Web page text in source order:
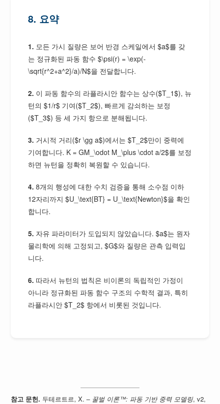
8. 요약
1. 모든 가시 질량은 보어 반경 스케일에서 $a$를 갖
는 정규화된 파동 함수 $\psi(r) = \exp(-
\sqrt{r^2+a^2}/a)/N$을 전달합니다.
2. 이 파동 함수의 라플라시안 함수는 상수($T_1$), 뉴
턴의 $1/r$ 기여($T_2$), 빠르게 감쇠하는 보정
($T_3$) 등 세 가지 항으로 분해됩니다.
3. 거시적 거리($r \gg a$)에서는 $T_2$만이 중력에
기여합니다. K = GM_\odot M_\plus \cdot a/2$를 보정
하면 뉴턴을 정확히 복원할 수 있습니다.
4. 8개의 행성에 대한 수치 검증을 통해 소수점 이하
12자리까지 $U_\text{BT} = U_\text{Newton}$을 확인
합니다.
5. 자유 파라미터가 도입되지 않았습니다. $a$는 원자
물리학에 의해 고정되고, $G$와 질량은 관측 입력입
니다.
6. 따라서 뉴턴의 법칙은 비이론의 독립적인 가정이
아니라 정규화된 파동 함수 구조의 수학적 결과, 특히
라플라시안 $T_2$ 항에서 비롯된 것입니다.
참고 문헌. 두테르트르, X. – 꿀벌 이론™: 파동 기반 중력 모델링, v2,